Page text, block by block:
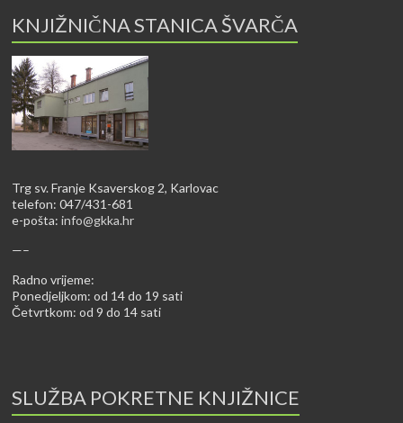
KNJIŽNIČNA STANICA ŠVARČA
Trg sv. Franje Ksaverskog 2, Karlovac
telefon: 047/431-681
e-pošta:info@gkka.hr
—–
Radno vrijeme:
Ponedjeljkom: od 14 do 19 sati
Četvrtkom: od 9 do 14 sati
SLUŽBA POKRETNE KNJIŽNICE